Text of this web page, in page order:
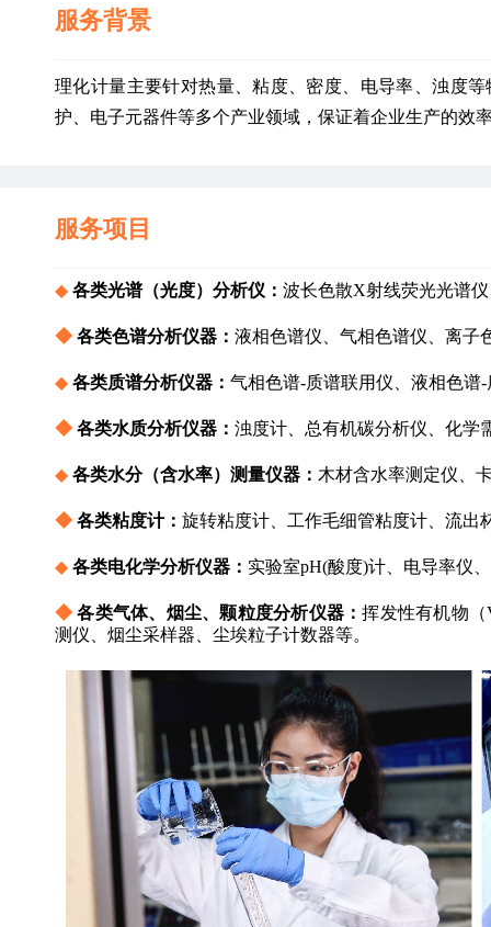
服务背景
理化计量主要针对热量、粘度、密度、电导率、浊度
护、电子元器件等多个产业领域，保证着企业生产的效
服务项目
◆ 各类光谱（光度）分析仪： 波长色散X射线荧光光谱
◆ 各类色谱分析仪器： 液相色谱仪、气相色谱仪、离子
◆ 各类质谱分析仪器： 气相色谱-质谱联用仪、液相色谱
◆ 各类水质分析仪器： 浊度计、总有机碳分析仪、化学
◆ 各类水分（含水率）测量仪器： 木材含水率测定仪、
◆ 各类粘度计： 旋转粘度计、工作毛细管粘度计、流出
◆ 各类电化学分析仪器： 实验室pH(酸度)计、电导率仪
◆ 各类气体、烟尘、颗粒度分析仪器：挥发性有机物
测仪、烟尘采样器、尘埃粒子计数器等。